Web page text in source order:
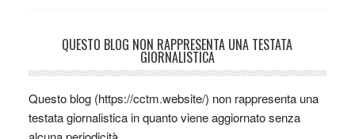
QUESTO BLOG NON RAPPRESENTA UNA TESTATA
GIORNALISTICA
Questo blog (https://cctm.website/) non rappresenta una
testata giornalistica in quanto viene aggiornato senza